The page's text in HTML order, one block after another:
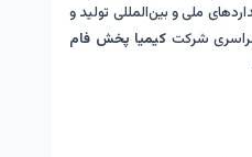
ملی و بین‌المللی تولید و
شرکت کیمیا پخش فام